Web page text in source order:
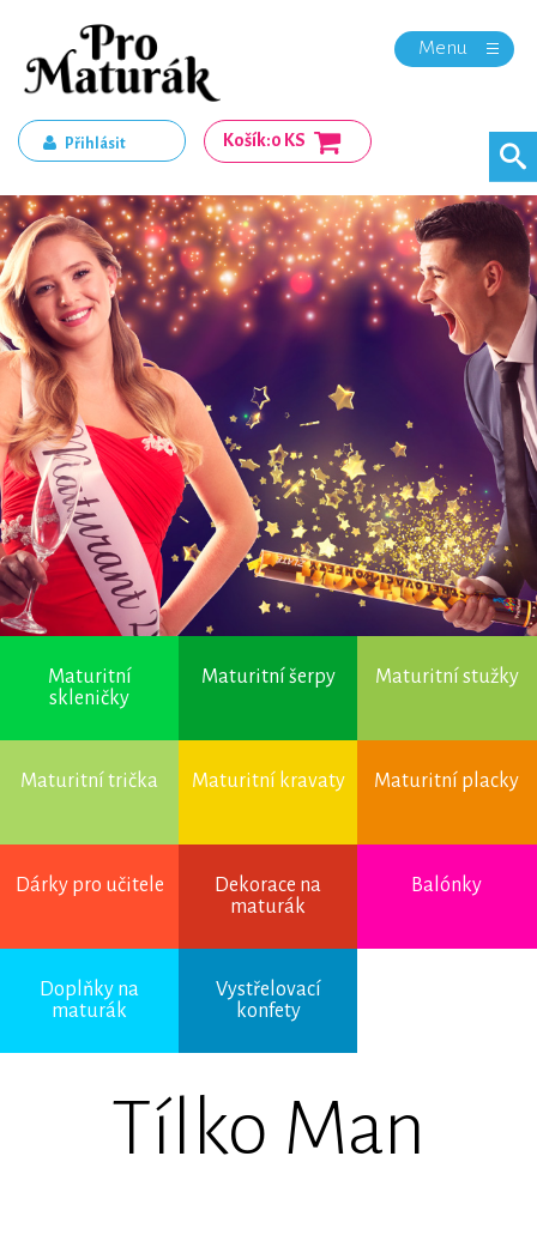
Menu
Přihlásit Košík:0 KS
Maturitní
skleničky
Maturitní šerpy Maturitní stužky
Maturitní trička Maturitní kravaty Maturitní placky
Dárky pro učitele
Dekorace na
maturák
Balónky
Doplňky na
maturák
Vystřelovací
konfety
Tílko Man